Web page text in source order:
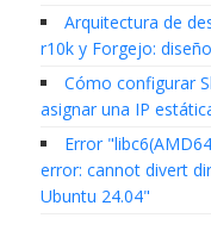
Arquitectura de
r10k y Forgejo:
Cómo configurar
asignar una IP
Error
error: cannot divert
Ubuntu 24.04"